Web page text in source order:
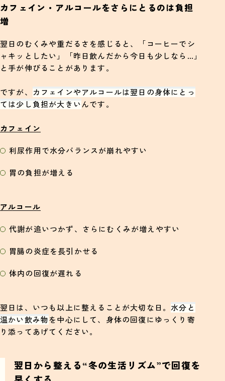
カフェイン・アルコールをさらにとるのは負担
増
翌日のむくみや重だるさを感じると、「コーヒーでシ
ャキッとしたい」「昨日飲んだから今日も少しなら…」
と手が伸びることがあります。
ですが、
カフェインやアルコールは翌日の身体にとっ
ては少し負担が大きいんです。
カフェイン
利尿作用で水分バランスが崩れやすい
胃の負担が増える
アルコール
代謝が追いつかず、さらにむくみが増えやすい
胃腸の炎症を長引かせる
体内の回復が遅れる
翌日は、いつも以上に整えることが大切な日。水分と
温かい飲み物を中心にして、身体の回復にゆっくり寄
り添ってあげてください。
翌日から整える“冬の生活リズム”で回復を